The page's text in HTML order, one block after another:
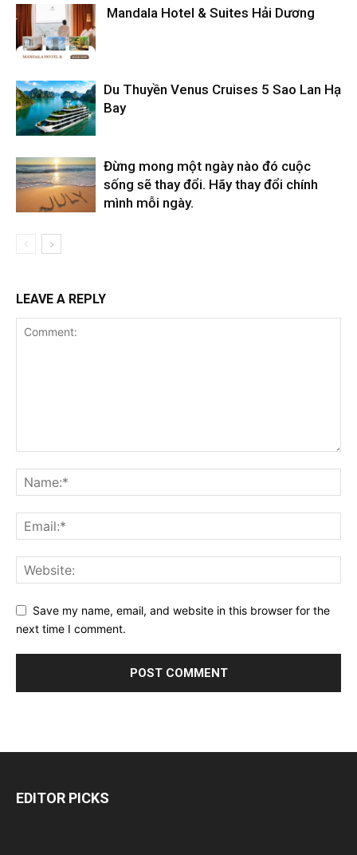
Mandala Hotel & Suites Hải Dương
Du Thuyền Venus Cruises 5 Sao Lan Hạ
Bay
Đừng mong một ngày nào đó cuộc
sống sẽ thay đổi. Hãy thay đổi chính
mình mỗi ngày.
LEAVE A REPLY
Save my name, email, and website in this browser for the
next time I comment.
EDITOR PICKS